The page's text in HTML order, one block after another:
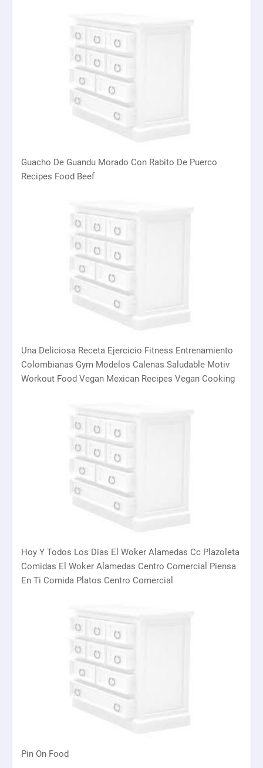
Guacho De Guandu Morado Con Rabito De Puerco
Recipes Food Beef
Una Deliciosa Receta Ejercicio Fitness Entrenamiento
Colombianas Gym Modelos Calenas Saludable Motiv
Workout Food Vegan Mexican Recipes Vegan Cooking
Hoy Y Todos Los Dias El Woker Alamedas Cc Plazoleta
Comidas El Woker Alamedas Centro Comercial Piensa
En Ti Comida Platos Centro Comercial
Pin On Food